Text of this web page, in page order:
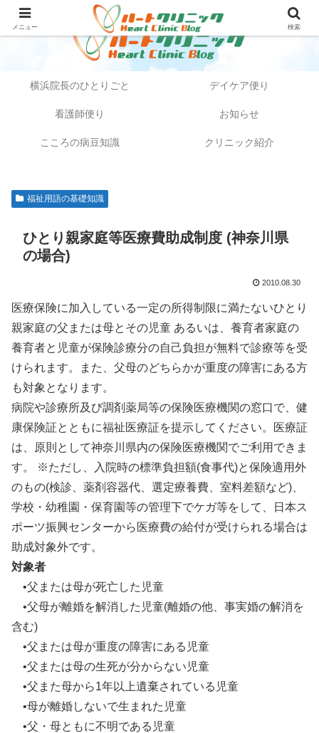
横浜院長のひとりごと デイケア便り
看護師便り お知らせ
こころの病豆知識 クリニック紹介
福祉用語の基礎知識
ひとり親家庭等医療費助成制度 (神奈川県
の場合)
2010.08.30
医療保険に加入している一定の所得制限に満たないひとり
親家庭の父または母とその児童 あるいは、養育者家庭の
養育者と児童が保険診療分の自己負担が無料で診療等を受
けられます。また、父母のどちらかが重度の障害にある方
も対象となります。
病院や診療所及び調剤薬局等の保険医療機関の窓口で、健
康保険証とともに福祉医療証を提示してください。医療証
は、原則として神奈川県内の保険医療機関でご利用できま
す。 ※ただし、入院時の標準負担額(食事代)と保険適用外
のもの(検診、薬剤容器代、選定療養費、室料差額など)、
学校・幼稚園・保育園等の管理下でケガ等をして、日本ス
ポーツ振興センターから医療費の給付が受けられる場合は
助成対象外です。
対象者
•父または母が死亡した児童
•父母が離婚を解消した児童(離婚の他、事実婚の解消を
含む)
•父または母が重度の障害にある児童
•父または母の生死が分からない児童
•父また母から1年以上遺棄されている児童
•母が離婚しないで生まれた児童
•父・母ともに不明である児童
メニュー 検索